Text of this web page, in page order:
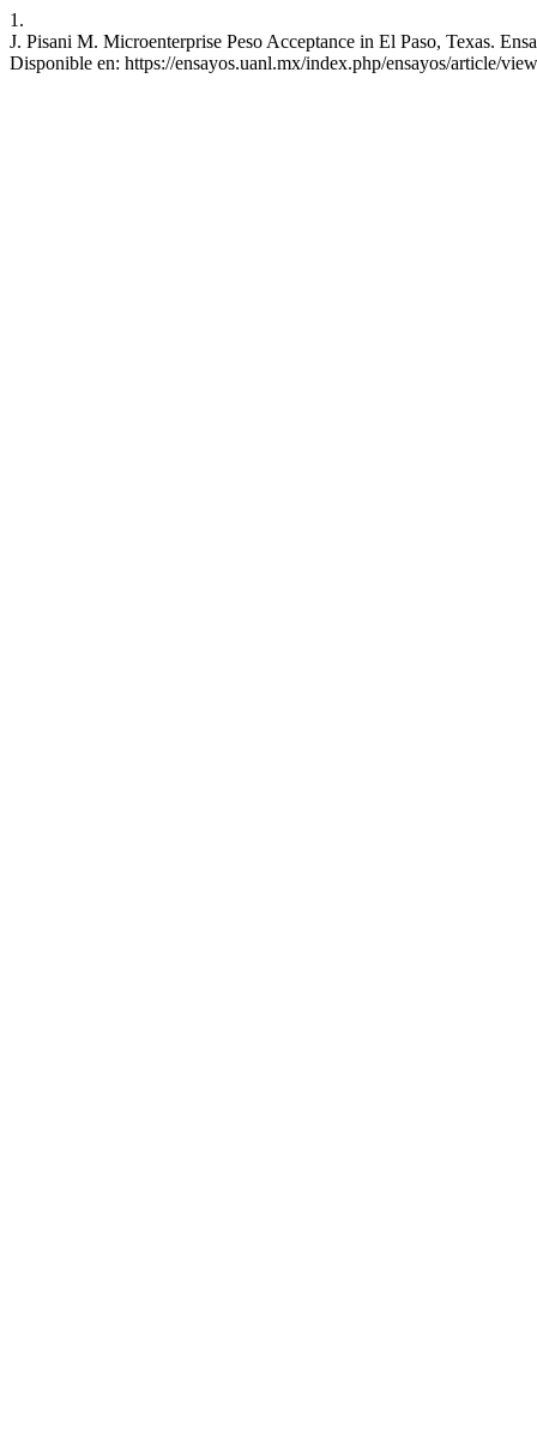
1.
J. Pisani M. Microenterprise Peso Acceptance in El Paso, Texas.
Disponible en: https://ensayos.uanl.mx/index.php/ensayos/article/